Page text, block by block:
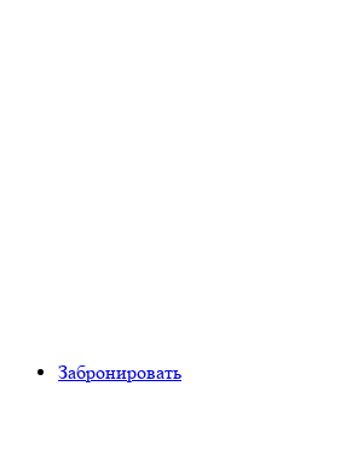
Забронировать